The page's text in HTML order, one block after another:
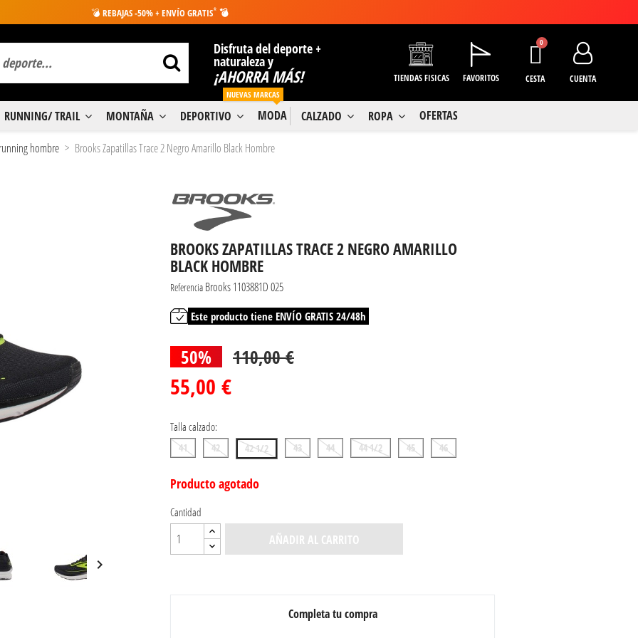
💣 REBAJAS -50% + ENVÍO GRATIS* 💣
Disfruta del deporte +
naturaleza y
¡AHORRA MÁS! TIENDAS FISICAS FAVORITOS CESTA CUENTA
RUNNING/ TRAIL MONTAÑA DEPORTIVO MODA
NUEVAS MARCAS
CALZADO ROPA OFERTAS
hombre Brooks Zapatillas Trace 2 Negro Amarillo Black Hombre

BROOKS ZAPATILLAS TRACE 2 NEGRO AMARILLO
BLACK HOMBRE
Referencia Brooks 1103881D 025
Este producto tiene ENVÍO GRATIS 24/48h
50% 110,00 €
55,00 €
Talla calzado:
41 42 42 1/2 43 44 44 1/2 45 46
Producto agotado
Cantidad
AÑADIR AL CARRITO
Completa tu compra